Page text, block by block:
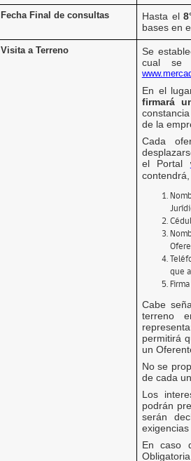
Fecha Final de consultas Hasta el
bases en
Visita a Terreno
Se
cual se
En el
firmará
de la
Cada
el Portal
que
Cabe
terreno
permitirá
un
No se
de cada
Los
podrán
serán
En caso